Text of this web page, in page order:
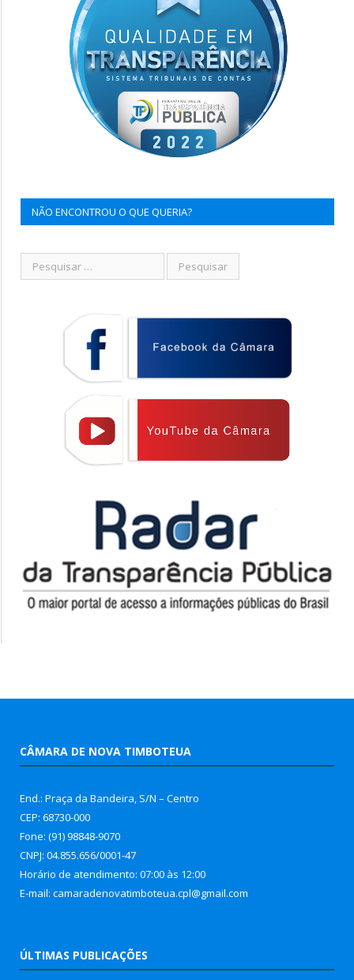
NÃO ENCONTROU O QUE QUERIA?
CÂMARA DE NOVA TIMBOTEUA
End.: Praça da Bandeira, S/N – Centro
CEP: 68730-000
Fone: (91) 98848-9070
CNPJ: 04.855.656/0001-47
Horário de atendimento: 07:00 às 12:00
E-mail: camaradenovatimboteua.cpl@gmail.com
ÚLTIMAS PUBLICAÇÕES